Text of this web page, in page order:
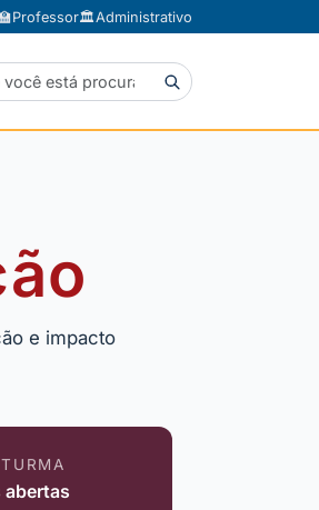
Professor🏛️Administrativo
e impacto
abertas